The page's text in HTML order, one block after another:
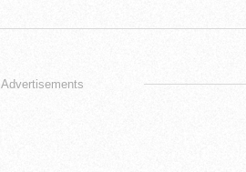
Advertisements